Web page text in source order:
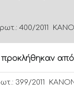
400/2011
399/2011